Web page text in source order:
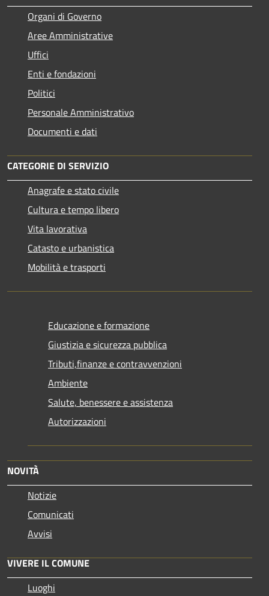
Organi di Governo
Aree Amministrative
Uffici
Enti e fondazioni
Politici
Personale Amministrativo
Documenti e dati
CATEGORIE DI SERVIZIO
Anagrafe e stato civile
Cultura e tempo libero
Vita lavorativa
Catasto e urbanistica
Mobilità e trasporti
Educazione e formazione
Giustizia e sicurezza pubblica
Tributi,finanze e contravvenzioni
Ambiente
Salute, benessere e assistenza
Autorizzazioni
NOVITÀ
Notizie
Comunicati
Avvisi
VIVERE IL COMUNE
Luoghi